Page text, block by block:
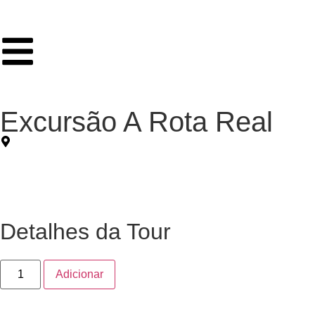
Excursão A Rota Real
Detalhes da Tour
Adicionar